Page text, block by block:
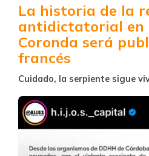
La historia de la
antidictatorial en
Coronda será
francés
Cuidado, la serpiente sigue